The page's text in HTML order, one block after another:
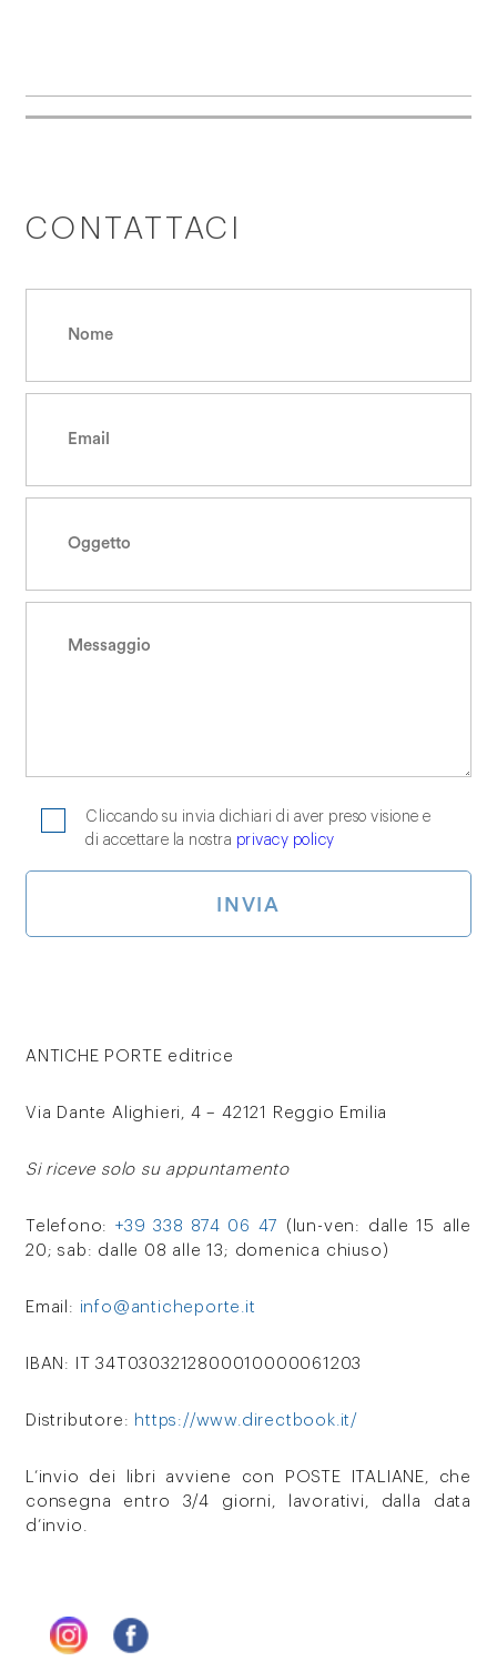
CONTATTACI
Cliccando su invia dichiari di aver preso visione e
di accettare la nostra privacy policy
ANTICHE PORTE editrice
Via Dante Alighieri, 4 – 42121 Reggio Emilia
Si riceve solo su appuntamento
Telefono: +39 338 874 06 47
(lun-ven: dalle 15 alle
20; sab: dalle 08 alle 13; domenica chiuso)
Email: info@anticheporte.it
IBAN: IT 34T0303212800010000061203
Distributore: https://www.directbook.it/
L’invio dei libri avviene con POSTE ITALIANE, che
consegna entro 3/4 giorni, lavorativi, dalla data
d’invio.